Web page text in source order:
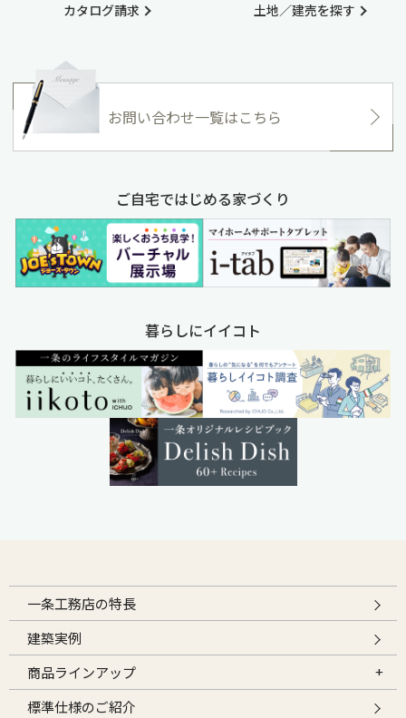
カタログ請求 土地／建売を探す
お問い合わせ一覧はこちら
ご自宅ではじめる家づくり
暮らしにイイコト
一条工務店の特長
建築実例
商品ラインアップ
標準仕様のご紹介